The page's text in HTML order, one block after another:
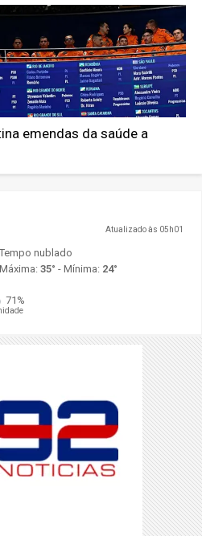
emendas da saúde a
Atualizado às 05h01
Tempo nublado
Máxima: 35° - Mínima: 24°
71%